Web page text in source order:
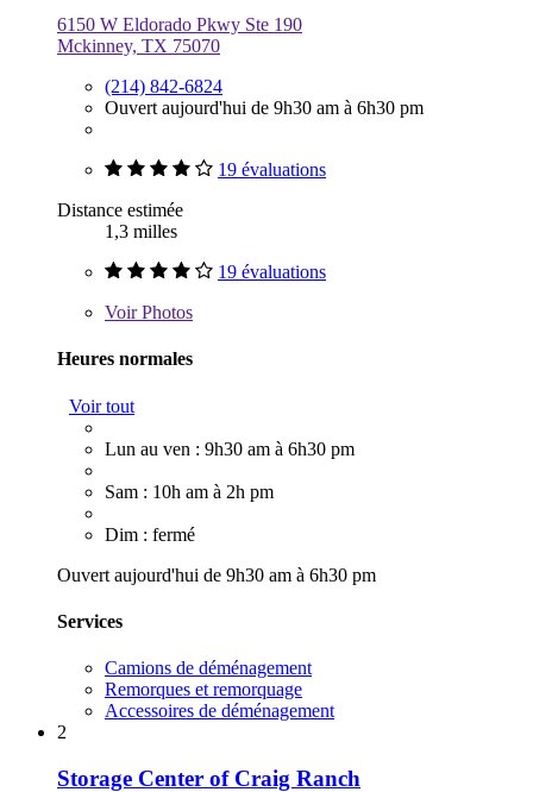
6150 W Eldorado Pkwy Ste 190
Mckinney, TX 75070
(214) 842-6824
Ouvert aujourd'hui de 9h30 am à 6h30 pm
19 évaluations
Distance estimée
1,3 milles
19 évaluations
VoirPhotos
Heures normales
Voir tout
Lun au ven : 9h30 am à 6h30 pm
Sam : 10h am à 2h pm
Dim : fermé
Ouvert aujourd'hui de 9h30 am à 6h30 pm
Services
Camions de déménagement
Remorques et remorquage
Accessoires de déménagement
2
Storage Center of Craig Ranch